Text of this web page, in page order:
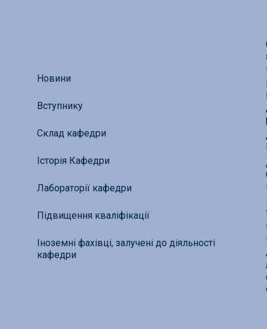
Новини
Вступнику
Склад кафедри
Історія Кафедри
Лабораторії кафедри
Підвищення кваліфікації
Іноземні фахівці, залучені до діяльності
кафедри